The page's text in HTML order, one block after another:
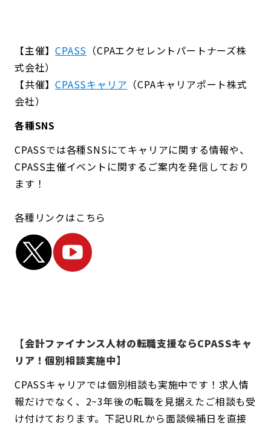
【主催】CPASS （CPAエクセレントパートナーズ株
式会社）
【共催】CPASSキャリア （CPAキャリアポート株式
会社）
各種SNS
CPASSでは各種SNSにてキャリアに関する情報や、
CPASS主催イベントに関するご案内を発信しており
ます！
各種リンクはこちら
【会計ファイナンス人材の転職支援ならCPASSキャ
リア！個別相談実施中】
CPASSキャリアでは個別相談も実施中です！求人情
報だけでなく、2~3年後の転職を見据えたご相談も受
け付けております。下記URLから面談候補日を直接